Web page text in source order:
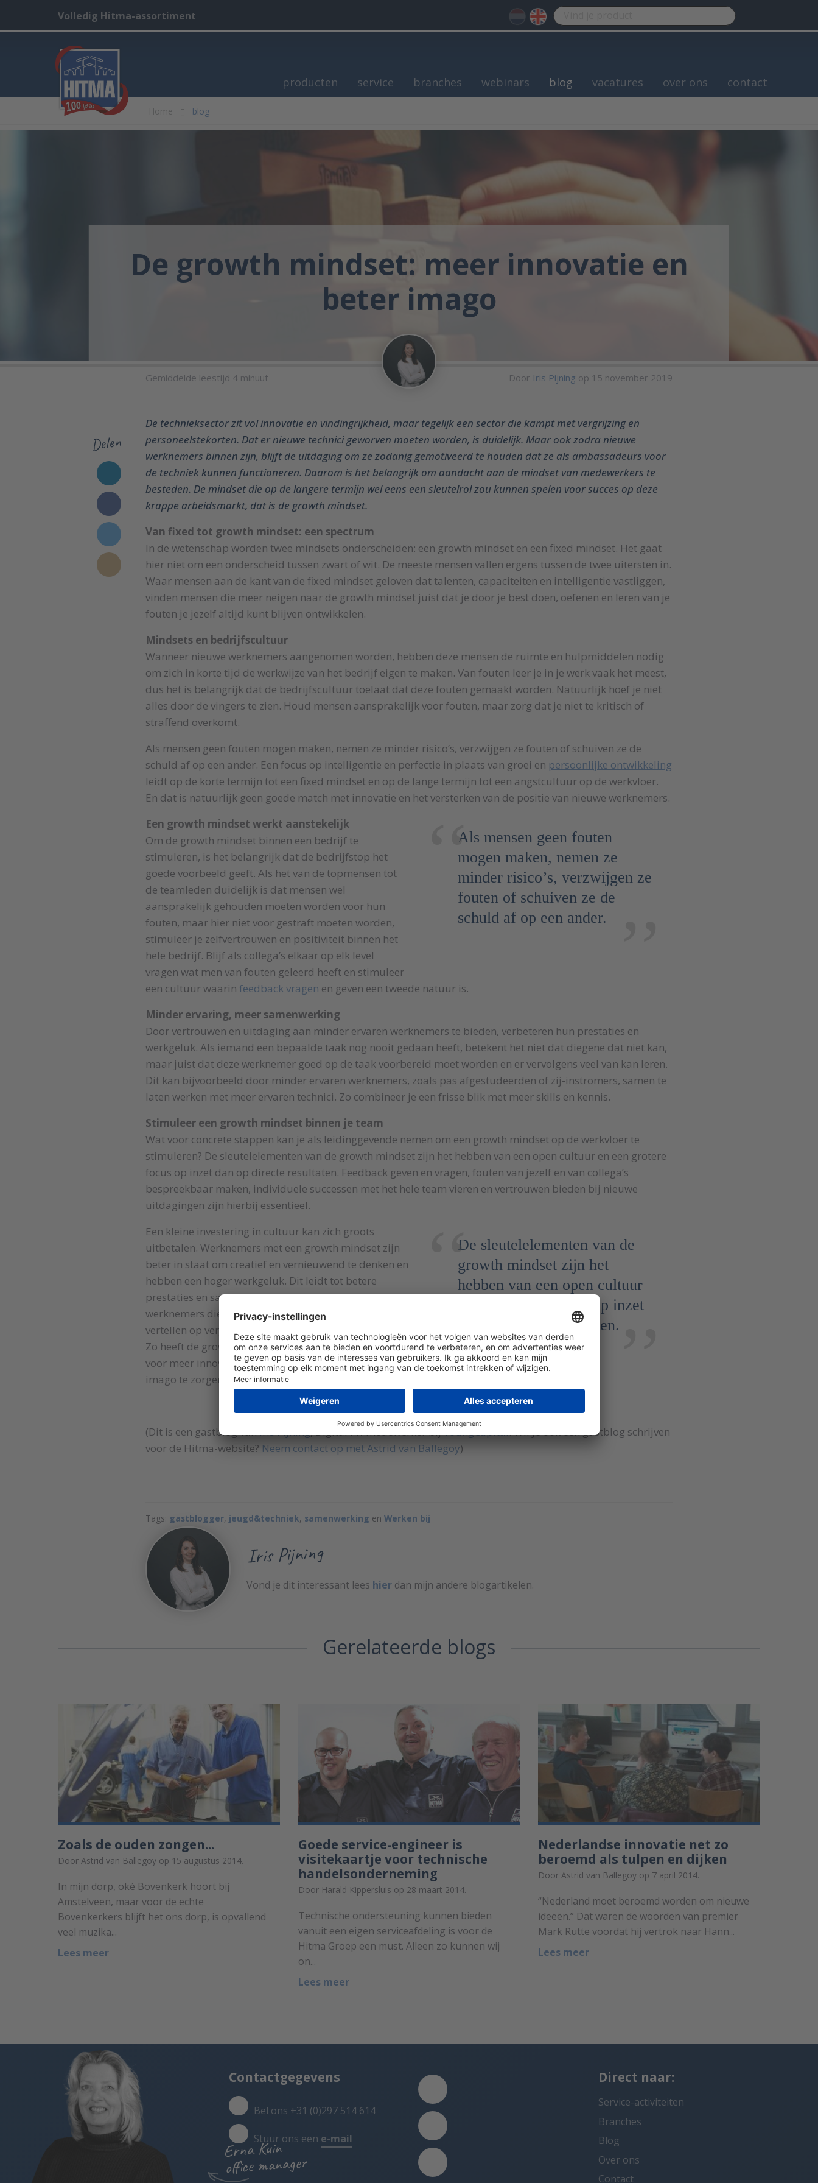
Volledig Hitma-assortiment
producten service branches webinars blog vacatures over ons contact
Home blog
De growth mindset: meer innovatie en
beter imago
Gemiddelde leestijd 4 minuut Door Iris Pijning op 15 november 2019
Delen
De technieksector zit vol innovatie en vindingrijkheid, maar tegelijk een sector die kampt met vergrijzing en
personeelstekorten. Dat er nieuwe technici geworven moeten worden, is duidelijk. Maar ook zodra nieuwe
werknemers binnen zijn, blijft de uitdaging om ze zodanig gemotiveerd te houden dat ze als ambassadeurs voor
de techniek kunnen functioneren. Daarom is het belangrijk om aandacht aan de mindset van medewerkers te
besteden. De mindset die op de langere termijn wel eens een sleutelrol zou kunnen spelen voor succes op deze
krappe arbeidsmarkt, dat is de growth mindset.
Van fixed tot growth mindset: een spectrum
In de wetenschap worden twee mindsets onderscheiden: een growth mindset en een fixed mindset. Het gaat
hier niet om een onderscheid tussen zwart of wit. De meeste mensen vallen ergens tussen de twee uitersten in.
Waar mensen aan de kant van de fixed mindset geloven dat talenten, capaciteiten en intelligentie vastliggen,
vinden mensen die meer neigen naar de growth mindset juist dat je door je best doen, oefenen en leren van je
fouten je jezelf altijd kunt blijven ontwikkelen.
Mindsets en bedrijfscultuur
Wanneer nieuwe werknemers aangenomen worden, hebben deze mensen de ruimte en hulpmiddelen nodig
om zich in korte tijd de werkwijze van het bedrijf eigen te maken. Van fouten leer je in je werk vaak het meest,
dus het is belangrijk dat de bedrijfscultuur toelaat dat deze fouten gemaakt worden. Natuurlijk hoef je niet
alles door de vingers te zien. Houd mensen aansprakelijk voor fouten, maar zorg dat je niet te kritisch of
straffend overkomt.
Als mensen geen fouten mogen maken, nemen ze minder risico’s, verzwijgen ze fouten of schuiven ze de
schuld af op een ander. Een focus op intelligentie en perfectie in plaats van groei en persoonlijke ontwikkeling
leidt op de korte termijn tot een fixed mindset en op de lange termijn tot een angstcultuur op de werkvloer.
En dat is natuurlijk geen goede match met innovatie en het versterken van de positie van nieuwe werknemers.
Als mensen geen fouten
mogen maken, nemen ze
minder risico’s, verzwijgen ze
fouten of schuiven ze de
schuld af op een ander.
Een growth mindset werkt aanstekelijk
Om de growth mindset binnen een bedrijf te
stimuleren, is het belangrijk dat de bedrijfstop het
goede voorbeeld geeft. Als het van de topmensen tot
de teamleden duidelijk is dat mensen wel
aansprakelijk gehouden moeten worden voor hun
fouten, maar hier niet voor gestraft moeten worden,
stimuleer je zelfvertrouwen en positiviteit binnen het
hele bedrijf. Blijf als collega’s elkaar op elk level
vragen wat men van fouten geleerd heeft en stimuleer
een cultuur waarinfeedback vragen en geven een tweede natuur is.
Minder ervaring, meer samenwerking
Door vertrouwen en uitdaging aan minder ervaren werknemers te bieden, verbeteren hun prestaties en
werkgeluk. Als iemand een bepaalde taak nog nooit gedaan heeft, betekent het niet dat diegene dat niet kan,
maar juist dat deze werknemer goed op de taak voorbereid moet worden en er vervolgens veel van kan leren.
Dit kan bijvoorbeeld door minder ervaren werknemers, zoals pas afgestudeerden of zij-instromers, samen te
laten werken met meer ervaren technici. Zo combineer je een frisse blik met meer skills en kennis.
Stimuleer een growth mindset binnen je team
Wat voor concrete stappen kan je als leidinggevende nemen om een growth mindset op de werkvloer te
stimuleren? De sleutelelementen van de growth mindset zijn het hebben van een open cultuur en een grotere
focus op inzet dan op directe resultaten. Feedback geven en vragen, fouten van jezelf en van collega’s
bespreekbaar maken, individuele successen met het hele team vieren en vertrouwen bieden bij nieuwe
uitdagingen zijn hierbij essentieel.
De sleutelelementen van de
growth mindset zijn het
hebben van een open cultuur
en een grotere focus op inzet
dan op directe resultaten.
Een kleine investering in cultuur kan zich groots
uitbetalen. Werknemers met een growth mindset zijn
beter in staat om creatief en vernieuwend te denken en
hebben een hoger werkgeluk. Dit leidt tot betere
prestaties en samenwerking, maar ook tot
werknemers die met meer plezier over hun
vertellen op verjaardagsfeestjes of op het schoolplein.
Zo heeft de growth mindset potentie om niet alleen
voor meer innovatie, maar ook voor een verbeterd
imago te zorgen.
(Dit is een gastblog vanIris Pijning, Digital PR-medewerker bijYoungCapital. Wil je ook een gastblog schrijven
voor de Hitma-website? Neem contact op met Astrid van Ballegoy)
Tags: gastblogger, jeugd&techniek, samenwerking enWerken bij
Iris Pijning
Vond je dit interessant lees hierdan mijn andere blogartikelen.
Gerelateerde blogs
Zoals de ouden zongen...
Door Astrid van Ballegoy op 15 augustus 2014.
In mijn dorp, oké Bovenkerk hoort bij
Amstelveen, maar voor de echte
Bovenkerkers blijft het ons dorp, is opvallend
veel muzika...
Lees meer
Goede service-engineer is
visitekaartje voor technische
handelsonderneming
Door Harald Kippersluis op 28 maart 2014.
Technische ondersteuning kunnen bieden
vanuit een eigen serviceafdeling is voor de
Hitma Groep een must. Alleen zo kunnen wij
on...
Lees meer
Nederlandse innovatie net zo
beroemd als tulpen en dijken
Door Astrid van Ballegoy op 7 april 2014.
“Nederland moet beroemd worden om nieuwe
ideeën.” Dat waren de woorden van premier
Mark Rutte voordat hij vertrok naar Hann...
Lees meer
Erna Kuin
office manager
Contactgegevens
Bel ons +31 (0)297 514 614
Stuur ons een e-mail
Direct naar:
Service-activiteiten
Branches
Blog
Over ons
Contact